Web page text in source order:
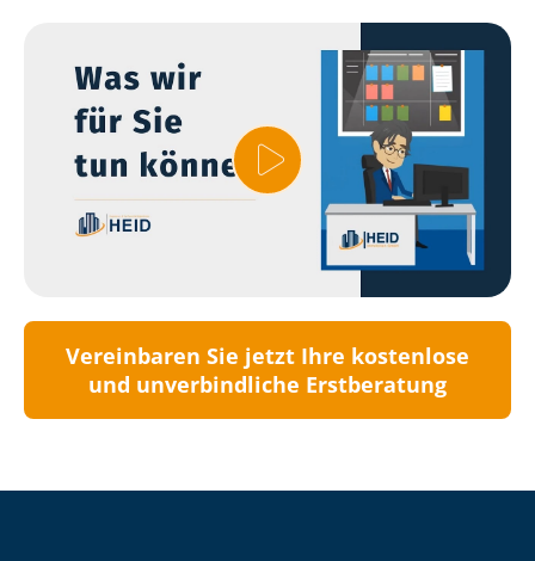
Vereinbaren Sie jetzt Ihre kostenlose
und unverbindliche Erstberatung